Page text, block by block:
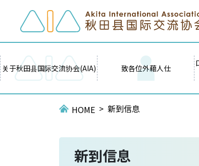
关于秋田县国际交流协会(AIA) 致各位外藉人仕
HOME 新到信息
新到信息